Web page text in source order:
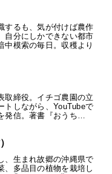
するも、気が付けば農作
自分にしかできない都市
中模索の毎日。収穫より
取締役。イチゴ農園の立
トしながら、YouTubeで
発信。著書『おうち…
、生まれ故郷の沖縄県で
、多品目の植物を栽培し